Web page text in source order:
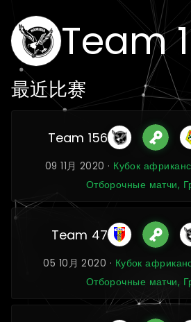
Team
最近比赛
Team 156
09 11月 2020 · Кубок
Отборочные матчи,
Team 47
05 10月 2020 · Кубок
Отборочные матчи,